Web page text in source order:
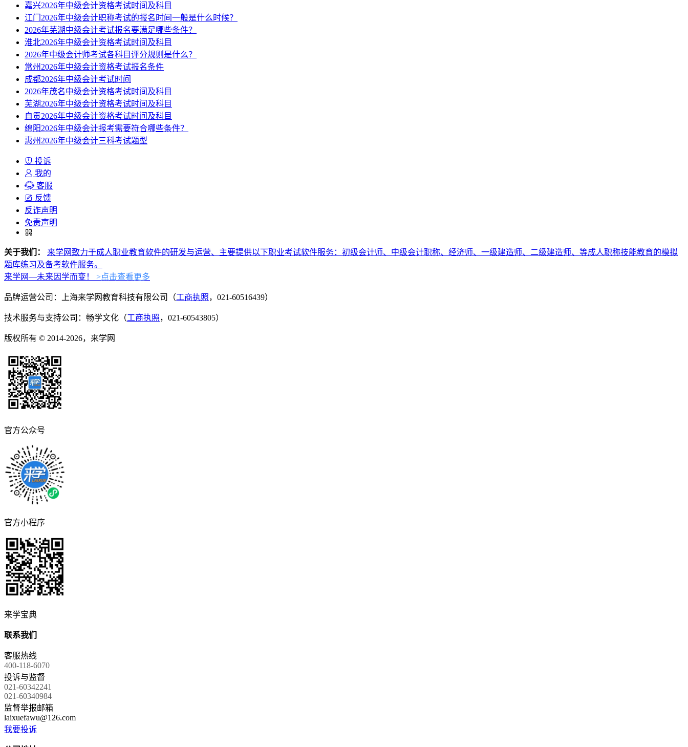
嘉兴2026年中级会计资格考试时间及科目
江门2026年中级会计职称考试的报名时间一般是什么时候？
2026年芜湖中级会计考试报名要满足哪些条件？
淮北2026年中级会计资格考试时间及科目
2026年中级会计师考试各科目评分规则是什么？
常州2026年中级会计资格考试报名条件
成都2026年中级会计考试时间
2026年茂名中级会计资格考试时间及科目
芜湖2026年中级会计资格考试时间及科目
自贡2026年中级会计资格考试时间及科目
绵阳2026年中级会计报考需要符合哪些条件？
惠州2026年中级会计三科考试题型
投诉
我的
客服
反馈
反诈声明
免责声明
关于我们：
来学网致力于成人职业教育软件的研发与运营、主要提供以下职业考试软件服务：初级会计师、中级会计职称、经济师、一级建造师、二级建造师、等成人职称技能教育的模拟
题库练习及备考软件服务。
来学网—未来因学而变！
>点击查看更多
品牌运营公司：上海来学网教育科技有限公司（工商执照，021-60516439）
技术服务与支持公司：畅学文化（工商执照，021-60543805）
版权所有 © 2014-2026，来学网
官方公众号
官方小程序
来学宝典
联系我们
客服热线
400-118-6070
投诉与监督
021-60342241
021-60340984
监督举报邮箱
laixuefawu@126.com
我要投诉